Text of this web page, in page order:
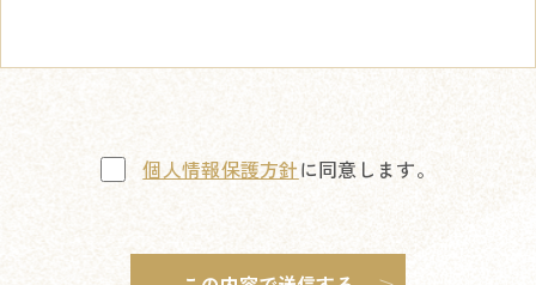
個人情報保護方針に同意します。